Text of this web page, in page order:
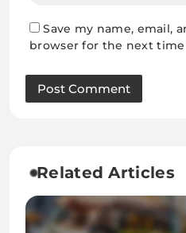
Save my name, email,
browser for the next
Related Articles